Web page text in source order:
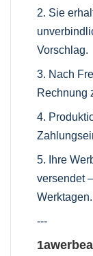
2. Sie
Vorschlag.
3. Nach
Rechnung
4.
5. Ihre
versendet
Werktagen.
---